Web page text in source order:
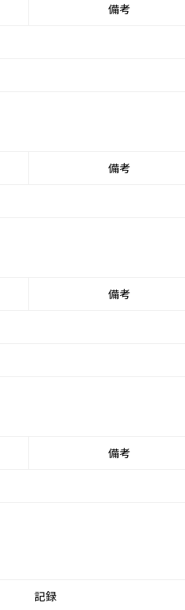
備考
備考
備考
備考
記録